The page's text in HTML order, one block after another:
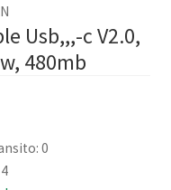
Usb,,,-c V2.0,
480mb
0